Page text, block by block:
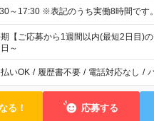
8:30～17:30 ※表記のうち実働8時間です。
【ご応募から1週間以内(最短2日目)の
～
払いOK / 履歴書不要 / 電話対応なし /
る！ 応募する